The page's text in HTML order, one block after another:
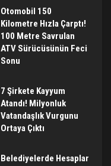
Otomobil 150
Kilometre Hızla Çarptı!
100 Metre Savrulan
ATV Sürücüsünün Feci
Sonu
7 Şirkete Kayyum
Atandı! Milyonluk
Vatandaşlık Vurgunu
Ortaya Çıktı
Belediyelerde Hesaplar